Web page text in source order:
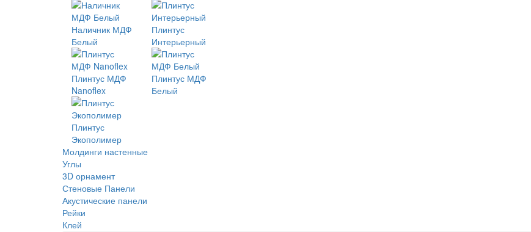
Наличник МДФ
Белый
Плинтус
Интерьерный
Плинтус МДФ
Nanoflex
Плинтус МДФ
Белый
Плинтус
Экополимер
Молдинги настенные
Углы
3D орнамент
Стеновые Панели
Акустические панели
Рейки
Клей